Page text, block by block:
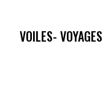
VOILES- VOYAGES